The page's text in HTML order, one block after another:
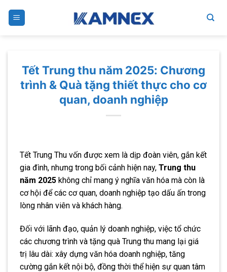
Tết Trung thu năm 2025: Chương
trình & Quà tặng thiết thực cho cơ
quan, doanh nghiệp
Tết Trung Thu vốn được xem là dịp đoàn viên, gắn kết
gia đình, nhưng trong bối cảnh hiện nay, Trung thu
năm 2025 không chỉ mang ý nghĩa văn hóa mà còn là
cơ hội để các cơ quan, doanh nghiệp tạo dấu ấn trong
lòng nhân viên và khách hàng.
Đối với lãnh đạo, quản lý doanh nghiệp, việc tổ chức
các chương trình và tặng quà Trung thu mang lại giá
trị lâu dài: xây dựng văn hóa doanh nghiệp, tăng
cường gắn kết nội bộ, đồng thời thể hiện sự quan tâm